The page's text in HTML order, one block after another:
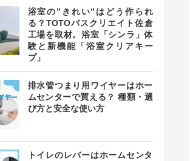
浴室の”きれい”はどう作られ
る？TOTOバスクリエイト佐倉
工場を取材。浴室「シンラ」体
験と新機能「浴室クリアキー
プ」
排水管つまり用ワイヤーはホー
ムセンターで買える？ 種類・選
び方と安全な使い方
トイレのレバーはホームセンタ